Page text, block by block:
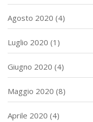
Agosto 2020 (4)
Luglio 2020 (1)
Giugno 2020 (4)
Maggio 2020 (8)
Aprile 2020 (4)